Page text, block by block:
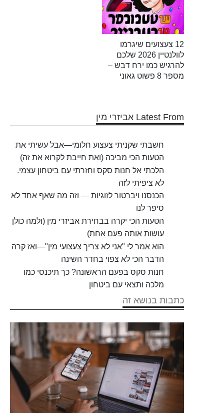
12 צעצועים שיגרמו
לוולנטיין 2026 שלכם
להרגיש כמו ירח דבש –
מספר 8 פשוט גאוני
Latest From אביזרי מין
חשבתי שקניתי צעצוע חלומי—אבל עשיתי את
הטעות הכי מביכה (ואת חייבת לקרוא את זה)
הלכתי אל חנות סקס וחזרתי עם ביטחון עצמי.
לא ציפיתי לזה
הכנסנו ויברטור לזוגיות — וזה מה שאף אחד לא
סיפר לנו
הטעות הכי יקרה בבחירת אביזרי מין (ולמה כולן
עושות אותה פעם אחת)
הוא אמר לי "אני לא צריך צעצועי מין"—ואז קרה
הדבר הכי לא צפוי בחדר השינה
חנות סקס בפעם הראשונה? כך תיכנסי כמו
מלכה ותצאי עם ביטחון
כתבות בנושא זה